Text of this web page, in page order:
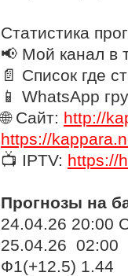
Статистика
📢 Мой канал в
📄 Список где
📱 WhatsApp
🌐 Сайт: http://
https://
📺 IPTV: https://
Прогнозы на
24.04.26 20:00
25.04.26 02:00
Ф1(+12.5) 1.44